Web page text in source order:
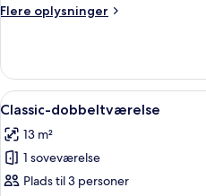
Flere oplysninger
Flere
værelse
til
3
Indlæs
alle
billeder
af
Classic-
9
Classic-dobbeltværelse
13 m²
1 soveværelse
Plads til 3 personer